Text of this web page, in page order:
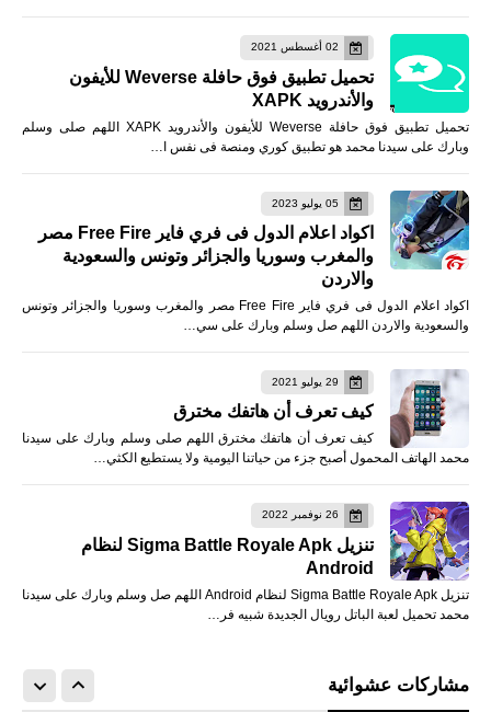
02 أغسطس 2021
تحميل تطبيق فوق حافلة Weverse للأيفون
والأندرويد XAPK
تحميل تطبيق فوق حافلة Weverse للأيفون والأندرويد XAPK اللهم صلى وسلم
وبارك على سيدنا محمد هو تطبيق كوري ومنصة فى نفس ا…
05 يوليو 2023
اكواد اعلام الدول فى فري فاير Free Fire مصر
والمغرب وسوريا والجزائر وتونس والسعودية
والاردن
اكواد اعلام الدول فى فري فاير Free Fire مصر والمغرب وسوريا والجزائر وتونس
والسعودية والاردن اللهم صل وسلم وبارك على سي…
29 يوليو 2021
كيف تعرف أن هاتفك مخترق
كيف تعرف أن هاتفك مخترق اللهم صلى وسلم وبارك على سيدنا
محمد الهاتف المحمول أصبح جزء من حياتنا اليومية ولا يستطيع الكثي…
26 نوفمبر 2022
تنزيل Sigma Battle Royale Apk لنظام
Android
تنزيل Sigma Battle Royale Apk لنظام Android اللهم صل وسلم وبارك على سيدنا
محمد تحميل لعبة الباتل رويال الجديدة شبيه فر…
مشاركات عشوائية